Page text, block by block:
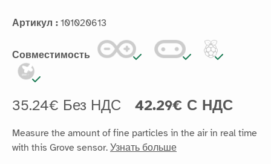
Артикул : 101020613
Совместимость
35.24€ Без НДС 42.29€ С НДС
Measure the amount of fine particles in the air in real time
with this Grove sensor. Узнать больше